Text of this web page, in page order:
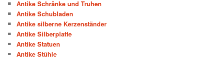
Antike Schränke und Truhen
Antike Schubladen
Antike silberne Kerzenständer
Antike Silberplatte
Antike Statuen
Antike Stühle